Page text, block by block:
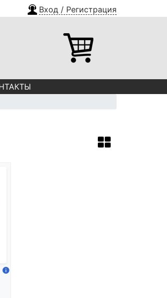
Вход / Регистрация